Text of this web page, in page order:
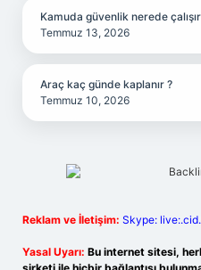
Kamuda güvenlik nerede
Temmuz 13, 2026
Araç kaç günde kaplanır ?
Temmuz 10, 2026
Reklam ve İletişim: Skype:
Yasal Uyarı: Bu internet sitesi,